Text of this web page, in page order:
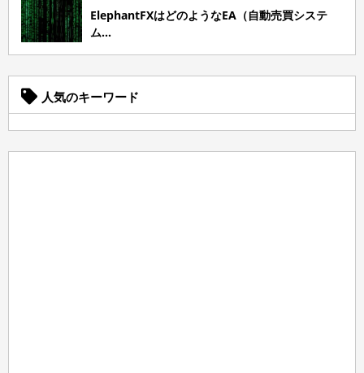
ElephantFXはどのようなEA（自動売買システ
ム...
人気のキーワード